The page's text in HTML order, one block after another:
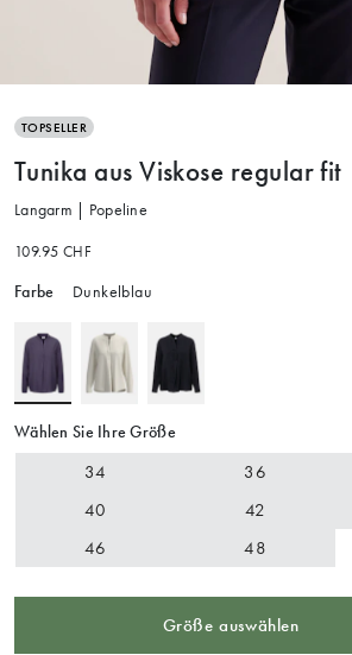
TOPSELLER
Tunika aus Viskose regular fit
Langarm | Popeline
109.95 CHF
Farbe Dunkelblau
Wählen Sie Ihre Größe
34 36
40
42
46
48
Größe auswählen